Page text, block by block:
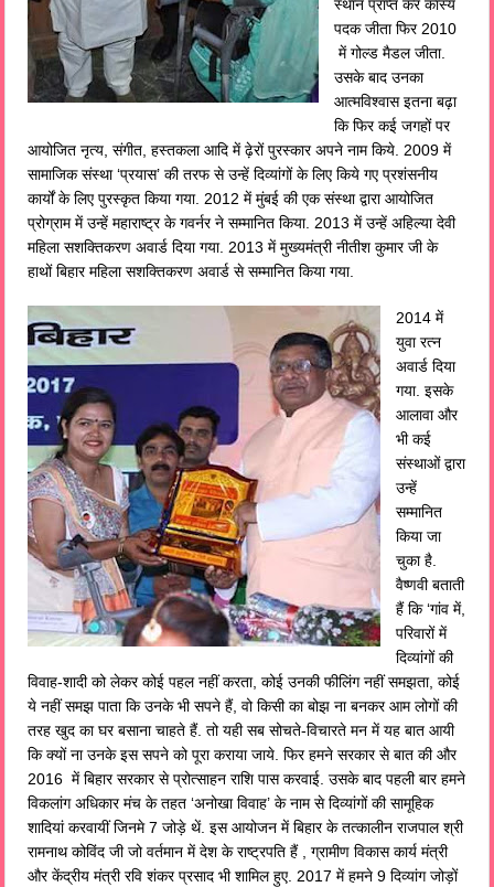
स्थान प्राप्त कर कांस्य
पदक जीता फिर 2010
में गोल्ड मैडल जीता.
उसके बाद उनका
आत्मविश्वास इतना बढ़ा
कि फिर कई जगहों पर
आयोजित नृत्य, संगीत, हस्तकला आदि में ढ़ेरों पुरस्कार अपने नाम किये. 2009 में
सामाजिक संस्था ‘प्रयास’ की तरफ से उन्हें दिव्यांगों के लिए किये गए प्रशंसनीय
कार्यों के लिए पुरस्कृत किया गया. 2012 में मुंबई की एक संस्था द्वारा आयोजित
प्रोग्राम में उन्हें महाराष्ट्र के गवर्नर ने सम्मानित किया. 2013 में उन्हें अहिल्या देवी
महिला सशक्तिकरण अवार्ड दिया गया. 2013 में मुख्यमंत्री नीतीश कुमार जी के
हाथों बिहार महिला सशक्तिकरण अवार्ड से सम्मानित किया गया.
2014 में
युवा रत्न
अवार्ड दिया
गया. इसके
आलावा और
भी कई
संस्थाओं द्वारा
उन्हें
सम्मानित
किया जा
चुका है.
वैष्णवी बताती
हैं कि ‘गांव में,
परिवारों में
दिव्यांगों की
विवाह-शादी को लेकर कोई पहल नहीं करता, कोई उनकी फीलिंग नहीं समझता, कोई
ये नहीं समझ पाता कि उनके भी सपने हैं, वो किसी का बोझ ना बनकर आम लोगों की
तरह खुद का घर बसाना चाहते हैं. तो यही सब सोचते-विचारते मन में यह बात आयी
कि क्यों ना उनके इस सपने को पूरा कराया जाये. फिर हमने सरकार से बात की और
2016 में बिहार सरकार से प्रोत्साहन राशि पास करवाई. उसके बाद पहली बार हमने
विकलांग अधिकार मंच के तहत ‘अनोखा विवाह’ के नाम से दिव्यांगों की सामूहिक
शादियां करवायीं जिनमे 7 जोड़े थें. इस आयोजन में बिहार के तत्कालीन राजपाल श्री
रामनाथ कोविंद जी जो वर्तमान में देश के राष्ट्रपति हैं , ग्रामीण विकास कार्य मंत्री
और केंद्रीय मंत्री रवि शंकर प्रसाद भी शामिल हुए. 2017 में हमने 9 दिव्यांग जोड़ों